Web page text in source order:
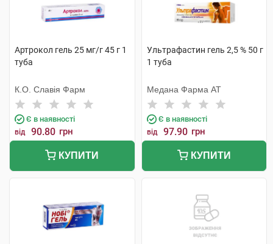
Артрокол гель 25 мг/г 45 г 1
туба
К.О. Славія Фарм
Є в наявності
від 90.80 грн
КУПИТИ
Ультрафастин гель 2,5 % 50 г
1 туба
Медана Фарма АТ
Є в наявності
від 97.90 грн
КУПИТИ